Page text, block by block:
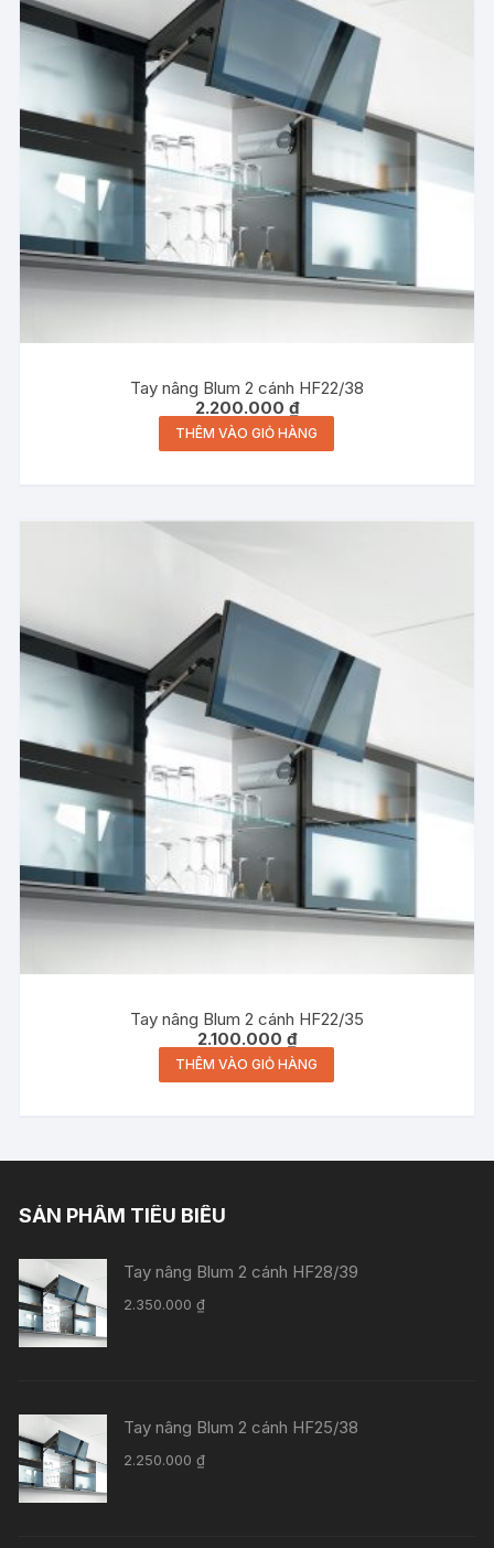
Tay nâng Blum 2 cánh HF22/38
2.200.000 ₫
THÊM VÀO GIỎ HÀNG
Tay nâng Blum 2 cánh HF22/35
2.100.000 ₫
THÊM VÀO GIỎ HÀNG
SẢN PHẨM TIÊU BIỂU
Tay nâng Blum 2 cánh HF28/39
2.350.000₫
Tay nâng Blum 2 cánh HF25/38
2.250.000₫